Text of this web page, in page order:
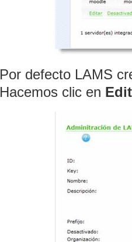
Por defecto LAMS
Hacemos clic en